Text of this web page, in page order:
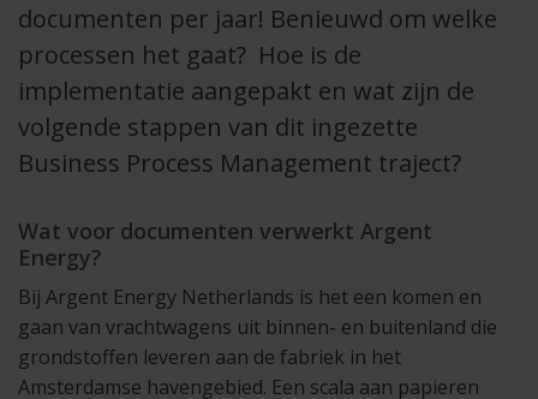
documenten per jaar! Benieuwd om welke
processen het gaat? Hoe is de
implementatie aangepakt en wat zijn de
volgende stappen van dit ingezette
Business Process Management traject?
Wat voor documenten verwerkt Argent
Energy?
Bij Argent Energy Netherlands is het een komen en
gaan van vrachtwagens uit binnen- en buitenland die
grondstoffen leveren aan de fabriek in het
Amsterdamse havengebied. Een scala aan papieren